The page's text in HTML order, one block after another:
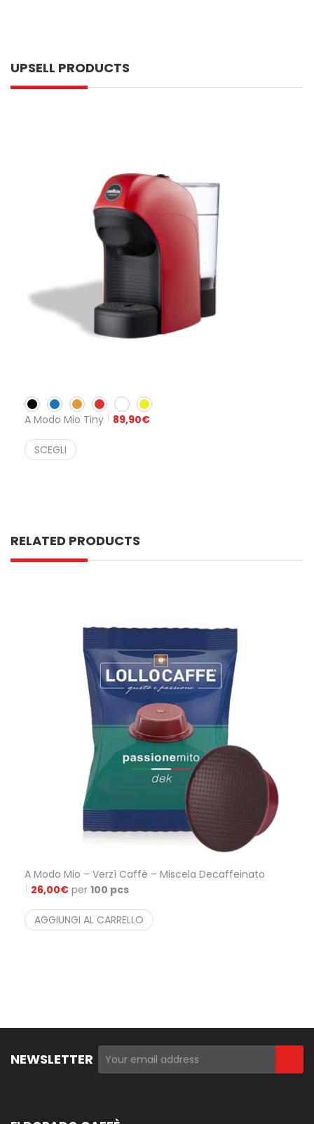
UPSELL PRODUCTS
A Modo Mio Tiny 89,90€
SCEGLI
RELATED PRODUCTS
A Modo Mio – Verzì Caffè – Miscela Decaffeinato
26,00€ per 100 pcs
AGGIUNGI AL CARRELLO
NEWSLETTER